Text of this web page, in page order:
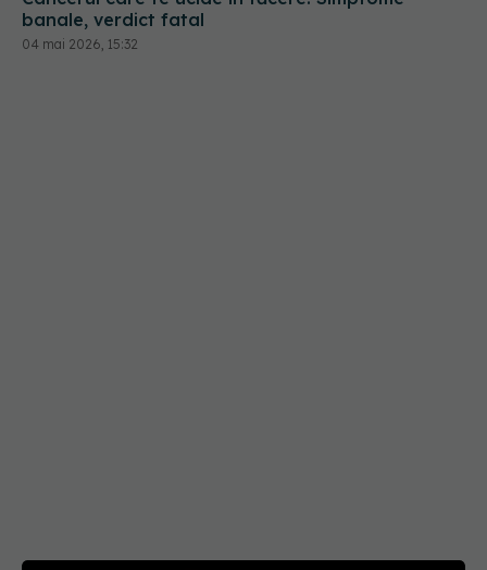
banale, verdict fatal
04 mai 2026, 15:32